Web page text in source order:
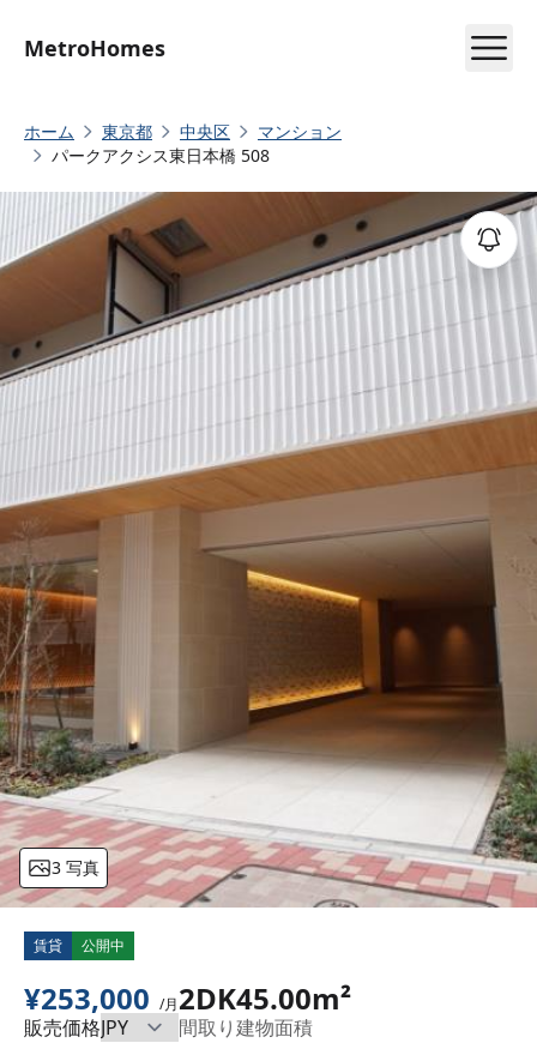
MetroHomes
ホーム 東京都 中央区
マンション
パークアクシス東日本橋 508
3 写真
賃貸 公開中
¥253,000 /月
販売価格
2DK
間取り
45.00m²
建物面積